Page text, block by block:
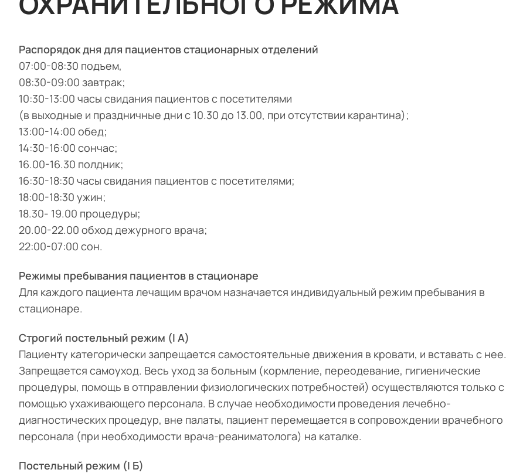
Распорядок дня для пациентов стационарных отделений
07:00-08:30 подъем,
08:30-09:00 завтрак;
10:30-13:00 часы свидания пациентов с посетителями
(в выходные и праздничные дни с 10.30 до 13.00, при отсутствии карантина);
13:00-14:00 обед;
14:30-16:00 сончас;
16.00-16.30 полдник;
16:30-18:30 часы свидания пациентов с посетителями;
18:00-18:30 ужин;
18.30- 19.00 процедуры;
20.00-22.00 обход дежурного врача;
22:00-07:00 сон.
Режимы пребывания пациентов в стационаре
Для каждого пациента лечащим врачом назначается индивидуальный режим пребывания в
стационаре.
Строгий постельный режим (I A)
Пациенту категорически запрещается самостоятельные движения в кровати, и вставать с нее.
Запрещается самоуход. Весь уход за больным (кормление, переодевание, гигиенические
процедуры, помощь в отправлении физиологических потребностей) осуществляются только с
помощью ухаживающего персонала. В случае необходимости проведения лечебно-
диагностических процедур, вне палаты, пациент перемещается в сопровождении врачебного
персонала (при необходимости врача-реаниматолога) на каталке.
Постельный режим (I Б)